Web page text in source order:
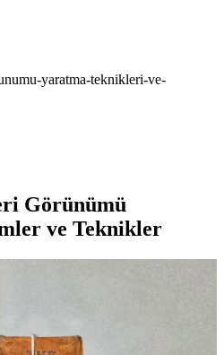
yaratma-teknikleri-ve-
Görünümü
ve Teknikler